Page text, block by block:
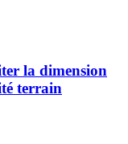
la dimension
terrain